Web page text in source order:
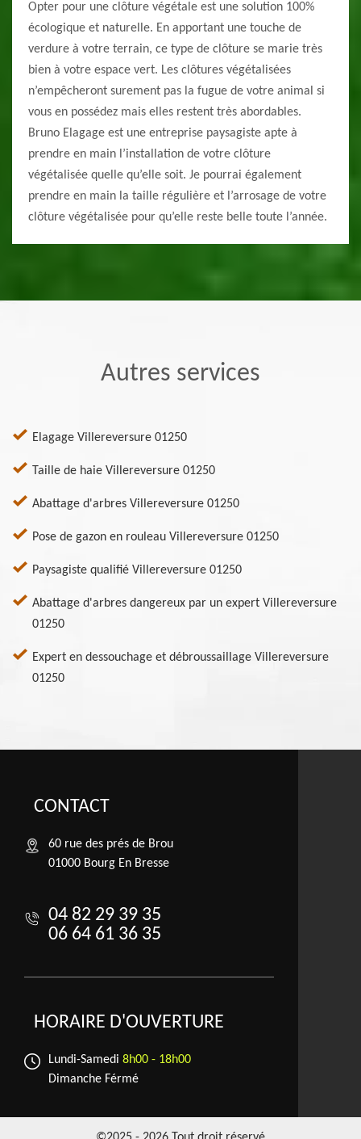
Opter pour une clôture végétale est une solution 100%
écologique et naturelle. En apportant une touche de
verdure à votre terrain, ce type de clôture se marie très
bien à votre espace vert. Les clôtures végétalisées
n’empêcheront surement pas la fugue de votre animal si
vous en possédez mais elles restent très abordables.
Bruno Elagage est une entreprise paysagiste apte à
prendre en main l’installation de votre clôture
végétalisée quelle qu’elle soit. Je pourrai également
prendre en main la taille régulière et l’arrosage de votre
clôture végétalisée pour qu’elle reste belle toute l’année.
Autres services
Elagage Villereversure 01250
Taille de haie Villereversure 01250
Abattage d'arbres Villereversure 01250
Pose de gazon en rouleau Villereversure 01250
Paysagiste qualifié Villereversure 01250
Abattage d'arbres dangereux par un expert Villereversure
01250
Expert en dessouchage et débroussaillage Villereversure
01250
CONTACT
60 rue des prés de Brou
01000 Bourg En Bresse
04 82 29 39 35
06 64 61 36 35
HORAIRE D'OUVERTURE
Lundi-Samedi 8h00 - 18h00
Dimanche Férmé